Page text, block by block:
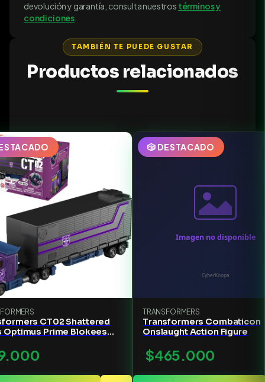
devolución y garantía, consulta nuestros términos y
condiciones
TAMBIÉN TE PUEDE GUSTAR
Productos relacionados
CT02 Shattered
Optimus Prime Blokees
🎲 DESTACADO
TRANSFORMERS
Transformers Combaticon
Onslaught Action Figure
$465.000